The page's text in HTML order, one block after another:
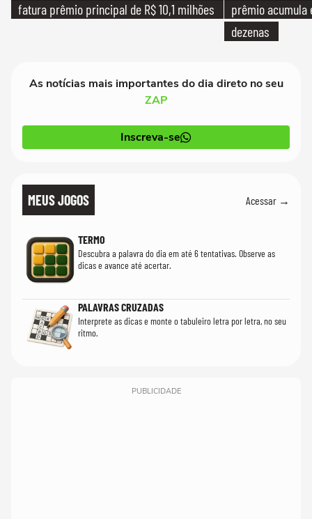
fatura prêmio principal de R$ 10,1 milhões
prêmio acumula
dezenas
As notícias mais importantes do dia direto no seu
ZAP
Inscreva-se
MEUS JOGOS Acessar →
TERMO
Descubra a palavra do dia em até 6 tentativas. Observe as
dicas e avance até acertar.
PALAVRAS CRUZADAS
Interprete as dicas e monte o tabuleiro letra por letra, no seu
ritmo.
PUBLICIDADE